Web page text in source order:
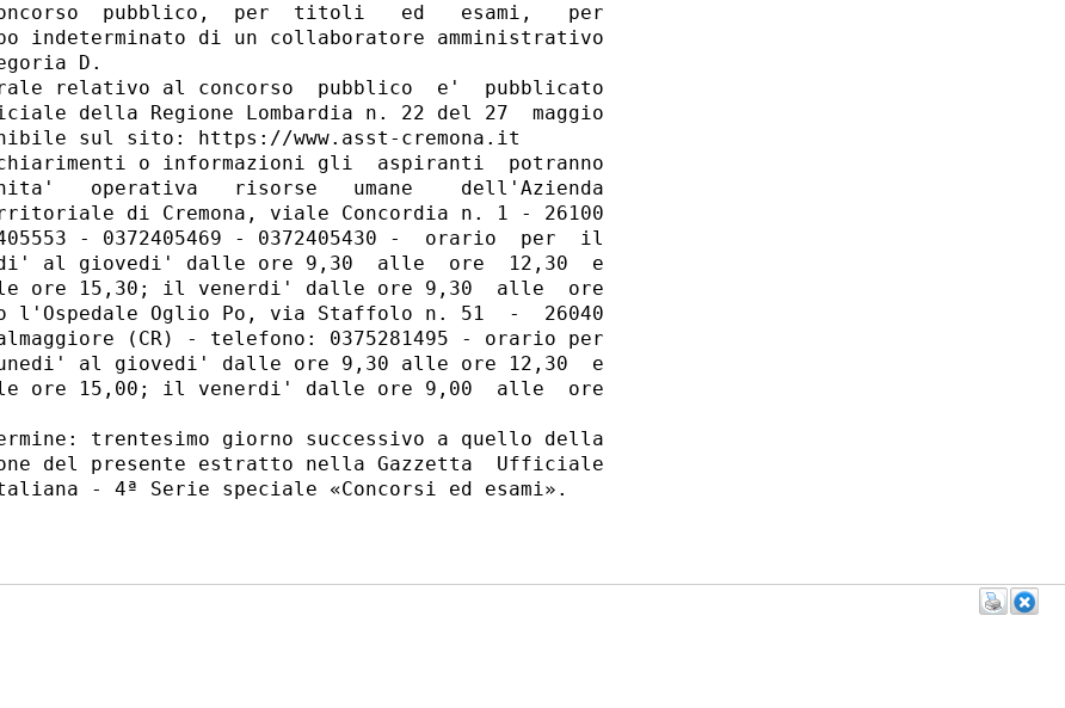
pubblico,  per  titoli   ed   esami,   per
indeterminato di un collaboratore amministrativo
D.
relativo al concorso  pubblico  e'  pubblicato
della Regione Lombardia n. 22 del 27  maggio
sul sito: https://www.asst-cremona.it
o informazioni gli  aspiranti  potranno
operativa   risorse   umane    dell'Azienda
di Cremona, viale Concordia n. 1 - 26100
- 0372405469 - 0372405430 -  orario  per  il
al giovedi' dalle ore 9,30  alle  ore  12,30  e
ore 15,30; il venerdi' dalle ore 9,30  alle  ore
l'Ospedale Oglio Po, via Staffolo n. 51  -  26040
(CR) - telefono: 0375281495 - orario per
al giovedi' dalle ore 9,30 alle ore 12,30  e
ore 15,00; il venerdi' dalle ore 9,00  alle  ore
trentesimo giorno successivo a quello della
del presente estratto nella Gazzetta  Ufficiale
- 4ª Serie speciale «Concorsi ed esami».